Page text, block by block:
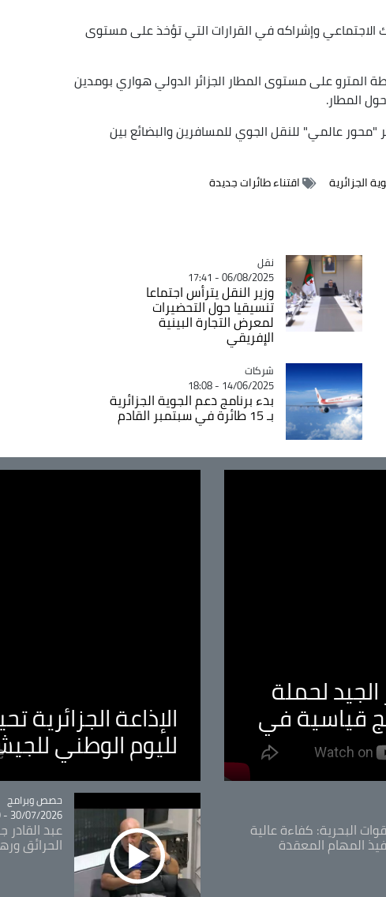
وإشراكه في القرارات التي تؤخذ على مستوى
المترو على مستوى المطار الجزائر الدولي هواري بومدين
المطار.
"محور عالمي" للنقل الجوي للمسافرين والبضائع بين
الجزائرية اقتناء طائرات جديدة
Catégorie
نقل
06/08/2025 - 17:41
وزير النقل يترأس اجتماعا
تنسيقيا حول التحضيرات
لمعرض التجارة البينية
الإفريقي
Catégorie
شركات
14/06/2025 - 18:08
بدء برنامج دعم الجوية الجزائرية
بـ 15 طائرة في سبتمبر القادم
لحملة
قياسية في الإذاعة
لليوم الوطني
البحرية: كفاءة عالية
المهام المعقدة
Catégorie
حصص وبرامج
30/07/2026 - 09:49
عبد القادر
الحرائق